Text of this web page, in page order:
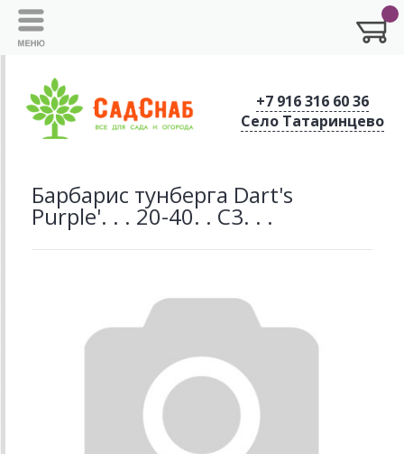
+7 916 316 60 36
Село Татаринцево
Барбарис тунберга Dart's
Purple'. . . 20-40. . С3. . .